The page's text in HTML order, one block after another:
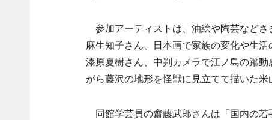
参加アーティストは、油絵や陶芸などさ
麻生知子さん、日本画で家族の変化や生
漆原夏樹さん、中判カメラで江ノ島の躍
がら藤沢の地形を怪獣に見立てて描いた米
同館学芸員の齋藤武郎さんは「国内の若